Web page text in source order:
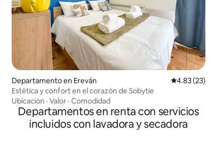
Departamento en Ereván Calificación
4.83 (23)
Estética y confort en el corazón de Sobytie
Ubicación · Valor · Comodidad
Departamentos en renta con servicios
incluidos con lavadora y secadora